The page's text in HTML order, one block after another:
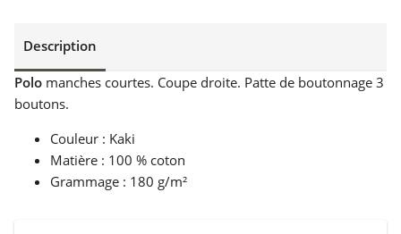
Description
Polo manches courtes. Coupe droite. Patte de boutonnage 3
boutons.
Couleur : Kaki
Matière : 100 % coton
Grammage : 180 g/m²